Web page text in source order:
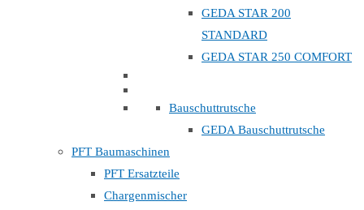
GEDA STAR 200
STANDARD
GEDA STAR 250 COMFORT
Bauschuttrutsche
GEDA Bauschuttrutsche
PFT Baumaschinen
PFT Ersatzteile
Chargenmischer